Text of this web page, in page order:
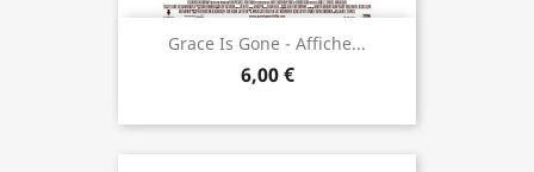
Grace Is Gone - Affiche...
6,00 €